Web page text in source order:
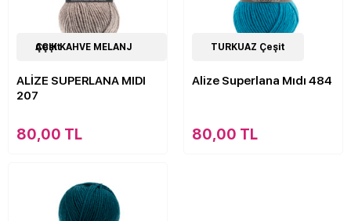
44Çeşit
AÇIK KAHVE MELANJ Çeşit
ALİZE SUPERLANA MIDI
207
80,00 TL
43Çeşit
TURKUAZ Çeşit
Alize Superlana Mıdı 484
80,00 TL